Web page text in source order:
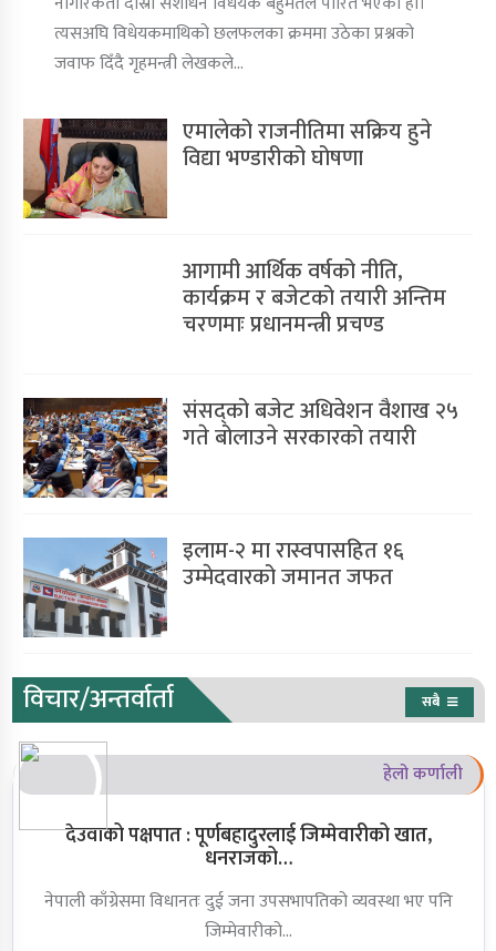
त्यसअघि विधेयकमाथिको छलफलका क्रममा उठेका प्रश्नको
जवाफ दिँदै गृहमन्त्री लेखकले…
एमालेको राजनीतिमा सक्रिय हुने
विद्या भण्डारीको घोषणा
आगामी आर्थिक वर्षको नीति,
कार्यक्रम र बजेटको तयारी अन्तिम
चरणमाः प्रधानमन्त्री प्रचण्ड
संसद्‌को बजेट अधिवेशन वैशाख २५
गते बोलाउने सरकारको तयारी
इलाम-२ मा रास्वपासहित १६
उम्मेदवारको जमानत जफत
विचार/अन्तर्वार्ता सबै
हेलो कर्णाली
देउवाको पक्षपात : पूर्णबहादुरलाई जिम्मेवारीको खात,
धनराजको…
नेपाली काँग्रेसमा विधानतः दुई जना उपसभापतिको व्यवस्था भए पनि
जिम्मेवारीको…